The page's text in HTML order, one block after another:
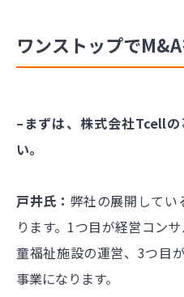
ワンストップで
–まずは、株式会社Tcell
い。
戸井氏： 弊社の展開してい
ります。1つ目が経営コン
童福祉施設の運営、3つ目
事業になります。